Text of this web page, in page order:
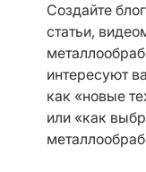
Создайте
статьи,
интересуют
как «новые
или «как